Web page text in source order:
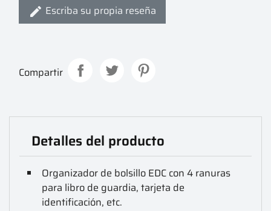
Escriba su propia reseña
Compartir
Detalles del producto
Organizador de bolsillo EDC con 4 ranuras
para libro de guardia, tarjeta de
identificación, etc.